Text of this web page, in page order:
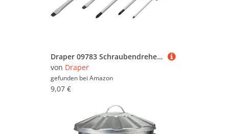
Draper 09783 Schraubendreher-Satz mit Softgrip-Griffen 5-teilig
von Draper
gefunden bei Amazon
9,07 €